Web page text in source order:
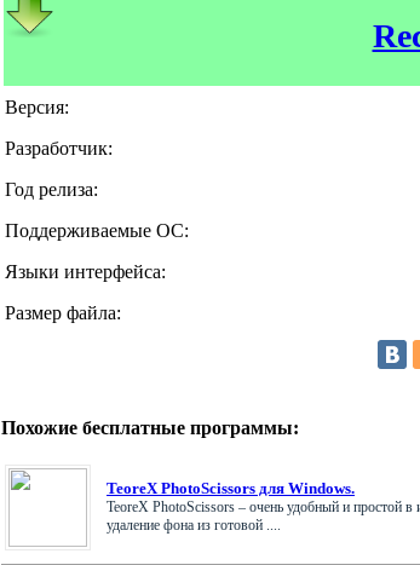
Версия:
Разработчик:
Год релиза:
Поддерживаемые ОС:
Языки интерфейса:
Размер файла:
Похожие бесплатные программы:
TeoreX PhotoScissors для Windows.
TeoreX PhotoScissors – очень удобный и простой
удаление фона из готовой ....